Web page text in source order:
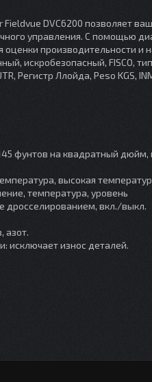
DVC6200 позволяет
управления. С помощью
производительности и
искробезопасный, FISCO,
Регистр Ллойда, Peso KGS,
фунтов на квадратный дюйм,
высокая
температура, уровень
дросселированием, вкл./выкл.
азот.
исключает износ деталей.